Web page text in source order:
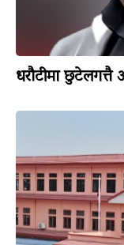
धरौटीमा छुटेलगत्तै